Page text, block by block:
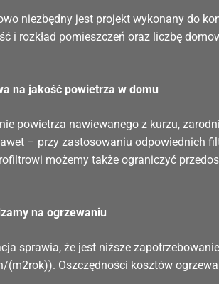
niezbędny jest projekt wykonany do
i rozkład pomieszczeń oraz liczbę
na jakość powietrza w domu
powietrza nawiewanego z kurzu,
– przy zastosowaniu odpowiednich
możemy także ograniczyć
na ogrzewaniu
sprawia, że jest niższe
(m2rok)). Oszczędności kosztów